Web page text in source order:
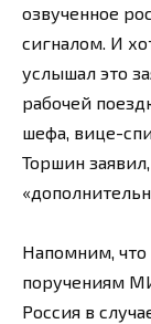
озвученное
сигналом. И
услышал это
рабочей
шефа, вице-
Торшин
Напомним, что
поручениям
Россия в